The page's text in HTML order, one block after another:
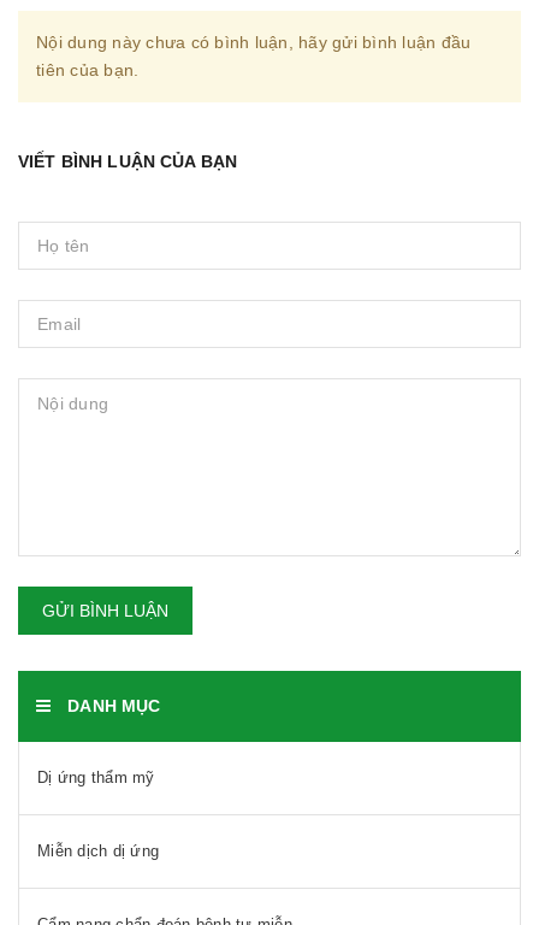
Nội dung này chưa có bình luận, hãy gửi bình luận đầu
tiên của bạn.
VIẾT BÌNH LUẬN CỦA BẠN
GỬI BÌNH LUẬN
DANH MỤC
Dị ứng thẩm mỹ
Miễn dịch dị ứng